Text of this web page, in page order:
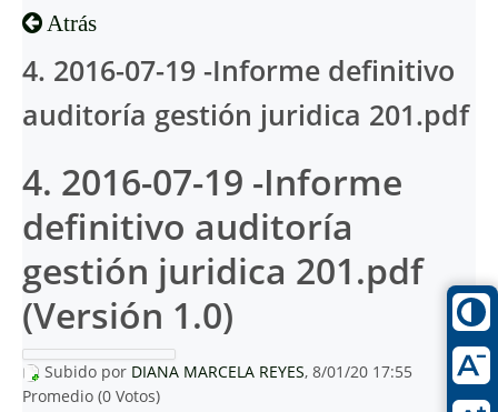
Atrás
4. 2016-07-19 -Informe definitivo
auditoría gestión juridica 201.pdf
4. 2016-07-19 -Informe
definitivo auditoría
gestión juridica 201.pdf
(Versión 1.0)
Subido por DIANA MARCELA REYES, 8/01/20 17:55
Promedio (0 Votos)